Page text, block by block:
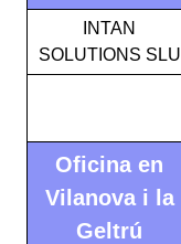
INTAN
SOLUTIONS SLU
Oficina en
Vilanova i la
Geltrú